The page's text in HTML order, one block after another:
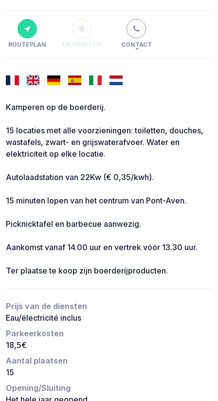
ROUTEPLAN FAVORIETEN CONTACT
Kamperen op de boerderij.
15 locaties met alle voorzieningen: toiletten, douches,
wastafels, zwart- en grijswaterafvoer. Water en
elektriciteit op elke locatie.
Autolaadstation van 22Kw (€ 0,35/kwh).
15 minuten lopen van het centrum van Pont-Aven.
Picknicktafel en barbecue aanwezig.
Aankomst vanaf 14.00 uur en vertrek vóór 13.30 uur.
Ter plaatse te koop zijn boerderijproducten.
Prijs van de diensten
Eau/électricité inclus
Parkeerkosten
18,5€
Aantal plaatsen
15
Opening/Sluiting